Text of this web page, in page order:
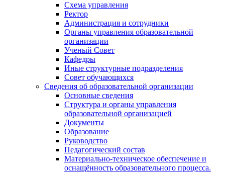
Схема управления
Ректор
Администрация и сотрудники
Органы управления образовательной
организации
Ученый Совет
Кафедры
Иные структурные подразделения
Совет обучающихся
Сведения об образовательной организации
Основные сведения
Структура и органы управления
образовательной организацией
Документы
Образование
Руководство
Педагогический состав
Материально-техническое обеспечение и
оснащённость образовательного процесса.